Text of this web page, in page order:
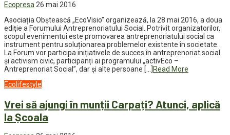
Ecopresa 26 mai 2016
Asociația Obștească „EcoVisio” organizează, la 28 mai 2016, a doua
ediție a Forumului Antreprenoriatului Social. Potrivit organizatorilor,
scopul evenimentui este promovarea antreprenoriatului social ca
instrument pentru soluționarea problemelor existente în societate.
La Forum vor participa inițiativele de succes în antreprenoriat social
și activism civic, participanți ai programului „activEco –
Antreprenoriat Social”, dar și alte persoane […]
Read More
Ecolifestyle
Vrei să ajungi în munții Carpați? Atunci, aplică
la Școala